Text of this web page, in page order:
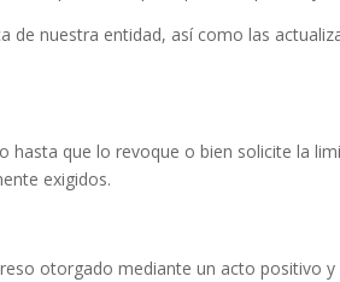
nuestra entidad, así como las
que lo revoque o bien solicite la
exigidos.
otorgado mediante un acto positivo